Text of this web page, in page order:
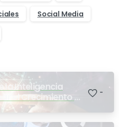
Social Media
la Inteligencia
el Crecimiento y
-